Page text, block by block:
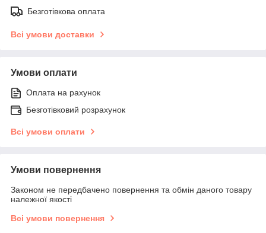
Безготівкова оплата
Всі умови доставки
Умови оплати
Оплата на рахунок
Безготівковий розрахунок
Всі умови оплати
Умови повернення
Законом не передбачено повернення та обмін даного товару
належної якості
Всі умови повернення